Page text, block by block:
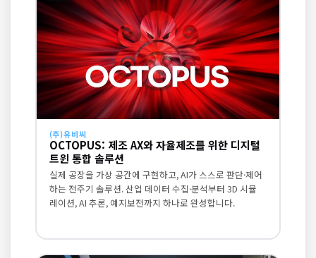
(주)유비씨
OCTOPUS: 제조 AX와 자율제조를 위한 디지털
트윈 통합 솔루션
실제 공장을 가상 공간에 구현하고, AI가 스스로 판단·제어
하는 전주기 솔루션. 산업 데이터 수집·분석부터 3D 시뮬
레이션, AI 추론, 예지보전까지 하나로 완성합니다.